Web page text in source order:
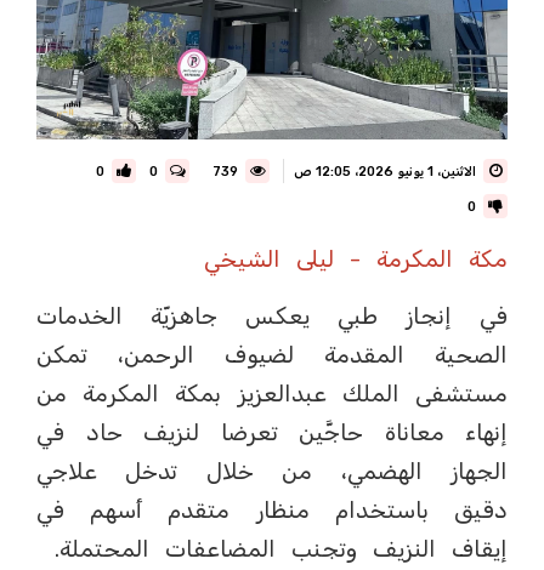
الاثنين، 1 يونيو 2026، 12:05 ص 0
0
0
مكة المكرمة - ليلى الشيخي
في إنجاز طبي يعكس جاهزيّة الخدمات
الصحية المقدمة لضيوف الرحمن، تمكن
مستشفى الملك عبدالعزيز بمكة المكرمة من
إنهاء معاناة حاجَّين تعرضا لنزيف حاد في
الجهاز الهضمي، من خلال تدخل علاجي
دقيق باستخدام منظار متقدم أسهم في
إيقاف النزيف وتجنب المضاعفات المحتملة.